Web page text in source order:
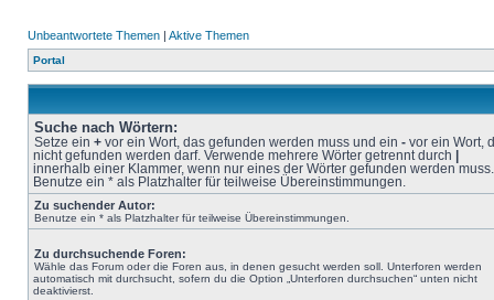
Unbeantwortete Themen | Aktive Themen
Portal
Suche nach Wörtern:
Setze ein + vor ein Wort, das gefunden werden muss und ein - vor ein Wort,
nicht gefunden werden darf. Verwende mehrere Wörter getrennt durch
innerhalb einer Klammer, wenn nur eines der Wörter gefunden werden muss.
Benutze ein * als Platzhalter für teilweise Übereinstimmungen.
Zu suchender Autor:
Benutze ein * als Platzhalter für teilweise Übereinstimmungen.
Zu durchsuchende Foren:
Wähle das Forum oder die Foren aus, in denen gesucht werden soll. Unterforen werden
automatisch mit durchsucht, sofern du die Option „Unterforen durchsuchen“ unten nicht
deaktivierst.